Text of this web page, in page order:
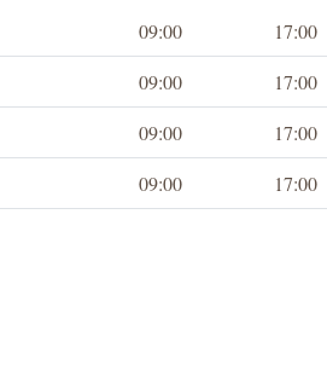
09:00
17:00
09:00
17:00
09:00
17:00
09:00 17:00